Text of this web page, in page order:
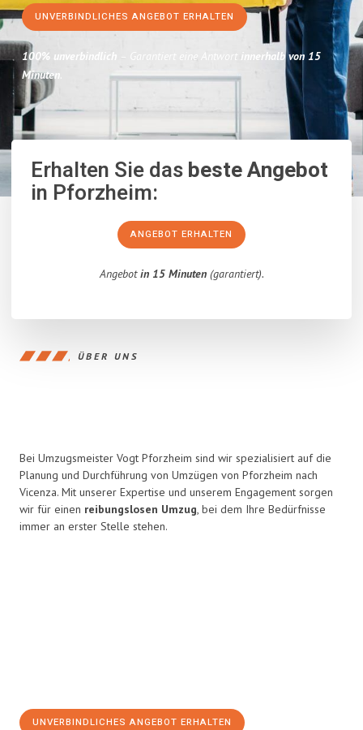
UNVERBINDLICHES ANGEBOT ERHALTEN
100% unverbindlich – Garantiert eine Antwort innerhalb von 15
Minuten.
Erhalten Sie dasbeste Angebot
in Pforzheim:
ANGEBOT ERHALTEN
Angebotin 15 Minuten(garantiert).
ÜBER UNS
Bei Umzugsmeister Vogt Pforzheim sind wir spezialisiert auf die
Planung und Durchführung von Umzügen von Pforzheim nach
Vicenza. Mit unserer Expertise und unserem Engagement sorgen
wir für einen reibungslosen Umzug, bei dem Ihre Bedürfnisse
immer an erster Stelle stehen.
UNVERBINDLICHES ANGEBOT ERHALTEN